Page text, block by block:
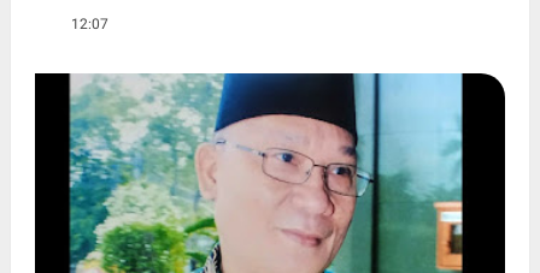
12:07